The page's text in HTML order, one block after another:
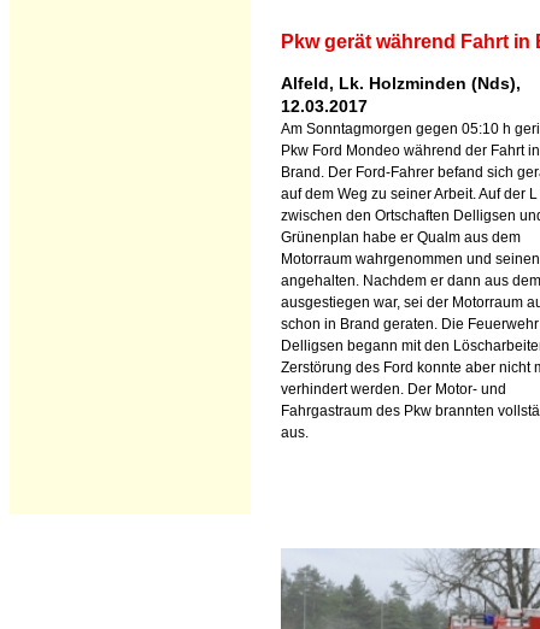
Pkw gerät während Fahrt in
Alfeld, Lk. Holzminden (Nds),
12.03.2017
Am Sonntagmorgen gegen 05:10 h
Pkw Ford Mondeo während der Fahrt in
Brand. Der Ford-Fahrer befand sich
auf dem Weg zu seiner Arbeit. Auf der
zwischen den Ortschaften Delligsen
Grünenplan habe er Qualm aus dem
Motorraum wahrgenommen und
angehalten. Nachdem er dann aus
ausgestiegen war, sei der Motorraum
schon in Brand geraten. Die
Delligsen begann mit den
Zerstörung des Ford konnte aber nicht
verhindert werden. Der Motor- und
Fahrgastraum des Pkw brannten
aus.